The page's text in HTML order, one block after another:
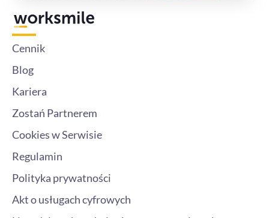
Cennik
Blog
Kariera
Zostań Partnerem
Cookies w Serwisie
Regulamin
Polityka prywatności
Akt o usługach cyfrowych